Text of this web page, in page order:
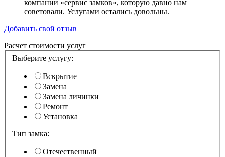
компании «сервис замков», которую давно нам
советовали. Услугами остались довольны.
Добавить свой отзыв
Расчет стоимости услуг
Выберите услугу:
Вскрытие
Замена
Замена личинки
Ремонт
Установка
Тип замка:
Отечественный